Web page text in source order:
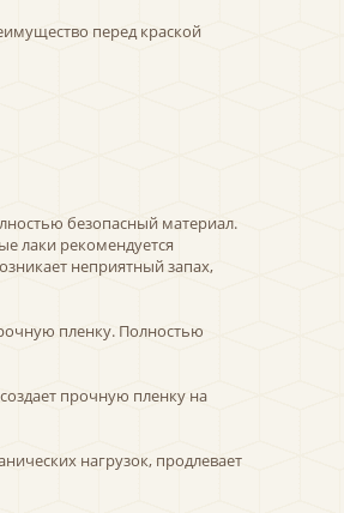
перед краской
безопасный материал.
лаки рекомендуется
неприятный запах,
пленку. Полностью
прочную пленку на
нагрузок, продлевает